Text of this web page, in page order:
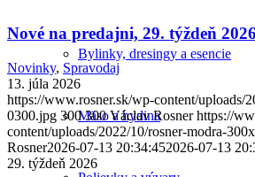
Bylinky, dresingy a esencie
Mäso a hydina
Nové na predajni, 29. týždeň 2026
Novinky, Spravodaj
13. júla 2026
https://www.rosner.sk/wp-content/uploads/
0300.jpg 300 300 Václav Rosner https://
content/uploads/2022/10/rosner-modra-
Rosner2026-07-13 20:34:452026-07-13
29. týždeň 2026